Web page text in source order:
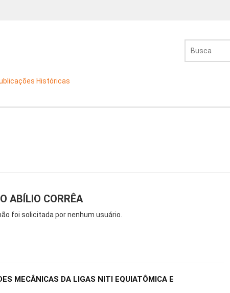
Históricas
ABÍLIO CORRÊA
foi solicitada por nenhum usuário.
MECÂNICAS DA LIGAS NITI EQUIATÔMICA E